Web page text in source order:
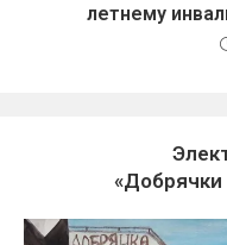
летнему